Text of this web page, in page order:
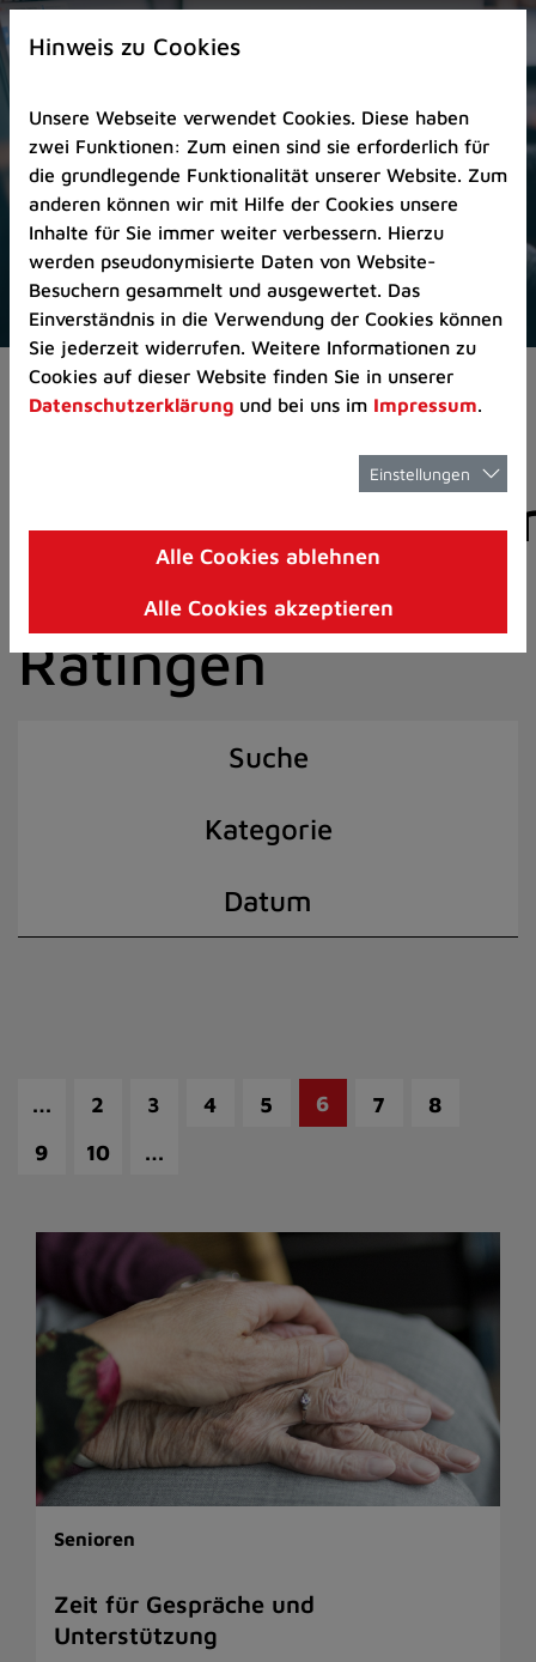
Zur
Startseite
Zum
Seitenanfang
springen
(Schnelltaste
A)
Zur
Navigation/Menü
springen
(Schnelltaste
M)
Zur
8)
I)
Aktuelles Pressemitteilungen
der Stadt
Ratingen
Suche
Kategorie
Datum
… 2 3 4 5 6 7
8
9
10 …
Senioren
Zeit für Gespräche und
Unterstützung
Hinweis zu Cookies
Unsere Webseite verwendet Cookies. Diese haben
zwei Funktionen: Zum einen sind sie erforderlich für
die grundlegende Funktionalität unserer Website. Zum
anderen können wir mit Hilfe der Cookies unsere
Inhalte für Sie immer weiter verbessern. Hierzu
werden pseudonymisierte Daten von Website-
Besuchern gesammelt und ausgewertet. Das
Einverständnis in die Verwendung der Cookies können
Sie jederzeit widerrufen. Weitere Informationen zu
Cookies auf dieser Website finden Sie in unserer
Datenschutzerklärung und bei uns im Impressum.
Einstellungen
Alle Cookies ablehnen
Alle Cookies akzeptieren